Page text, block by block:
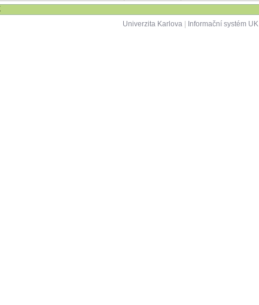
Univerzita Karlova| Informační systém UK